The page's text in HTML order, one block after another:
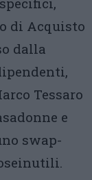
di Acquisto
dalla
Tessaro
e
swap-